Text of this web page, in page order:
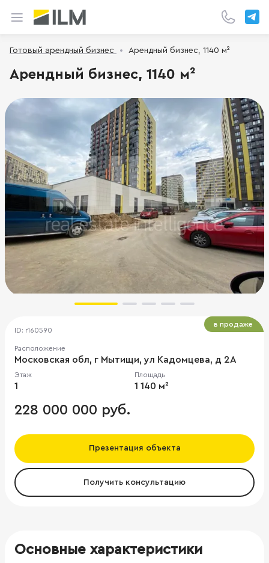
Готовый арендный бизнес Арендный бизнес, 1140 м²
Арендный бизнес, 1140 м²
ID: r160590
Расположение
Московская обл, г Мытищи, ул Кадомцева, д 2А
Этаж
1
Площадь
1 140 м²
228 000 000 руб.
Презентация объекта
Получить консультацию
в продаже
Основные характеристики